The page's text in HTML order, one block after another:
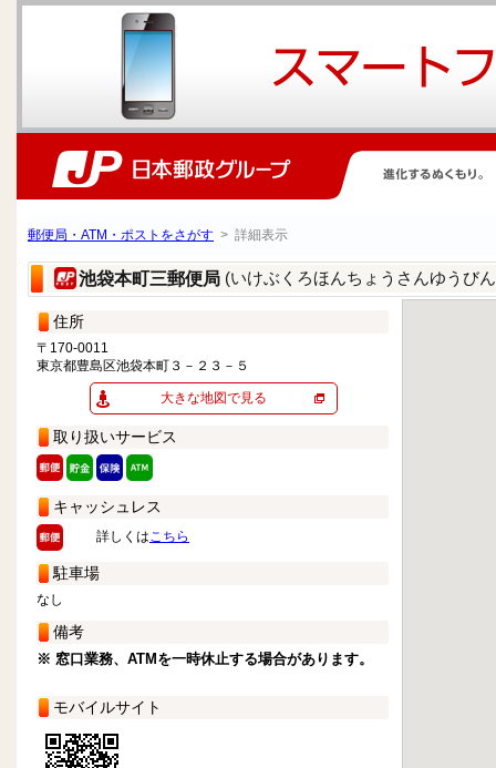
郵便局・ATM・ポストをさがす > 詳細表示
池袋本町三郵便局 (いけぶくろほんちょうさんゆうび
住所
〒170-0011
東京都豊島区池袋本町３－２３－５
大きな地図で見る
取り扱いサービス
キャッシュレス
詳しくはこちら
駐車場
なし
備考
※ 窓口業務、ATMを一時休止する場合があります。
モバイルサイト